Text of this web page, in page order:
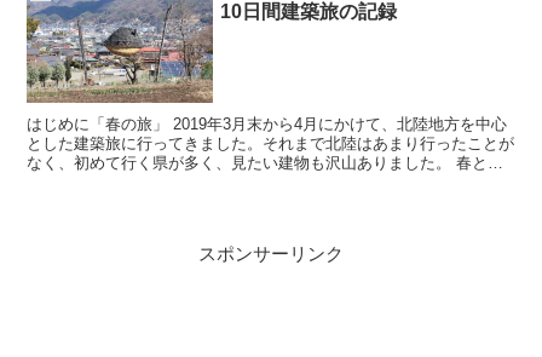
10日間建築旅の記録
はじめに「春の旅」 2019年3月末から4月にかけて、北陸地方を中心
とした建築旅に行ってきました。それまで北陸はあまり行ったことが
なく、初めて行く県が多く、見たい建物も沢山ありました。 春とい
スポンサーリンク